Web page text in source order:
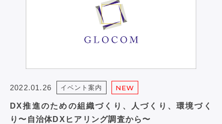
2022.01.26 イベント案内 NEW
DX推進のための組織づくり、人づくり、環境づく
り〜自治体DXヒアリング調査から〜